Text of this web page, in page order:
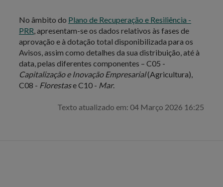
No âmbito do Plano de Recuperação e Resiliência -
PRR, apresentam-se os dados relativos às fases de
aprovação e à dotação total disponibilizada para os
Avisos, assim como detalhes da sua distribuição, até à
data, pelas diferentes componentes – C05 -
Capitalização e Inovação Empresarial(Agricultura),
C08 - Florestase C10 - Mar.
Texto atualizado em: 04 Março 2026 16:25